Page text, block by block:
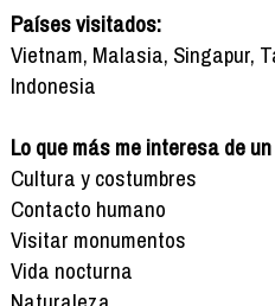
Países visitados:
Vietnam, Malasia, Singapur,
Indonesia
Lo que más me interesa de
Cultura y costumbres
Contacto humano
Visitar monumentos
Vida nocturna